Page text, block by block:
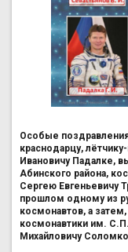
Особые
краснодарцу,
Ивановичу Падалке,
Абинского района,
Сергею Евгеньевичу
прошлом одному из
космонавтов, а
космонавтики им.
Михайловичу